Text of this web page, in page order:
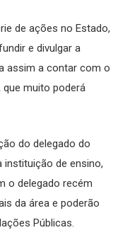
de ações no Estado,
e divulgar a
assim a contar com o
muito poderá
do delegado do
instituição de ensino,
o delegado recém
da área e poderão
Públicas.